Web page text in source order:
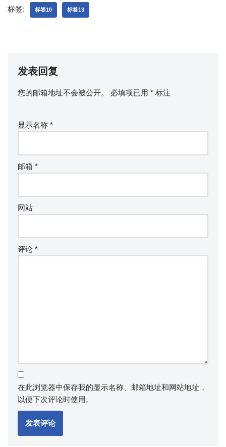
标签: 标签10 标签13
发表回复
您的邮箱地址不会被公开。 必填项已用 * 标注
显示名称 *
邮箱 *
网站
评论 *
在此浏览器中保存我的显示名称、邮箱地址和网站地址，
以便下次评论时使用。